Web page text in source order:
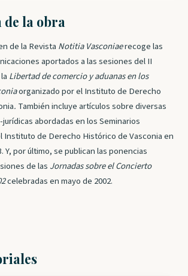
de la obra
de la Revista Notitia Vasconiaerecoge las
aportados a las sesiones del II
Libertad de comercio y aduanas en los
organizado por elInstituto de Derecho
. También incluye artículos sobre diversas
abordadas en los Seminarios
Instituto de Derecho Histórico de Vasconia en
Y, por último, se publican las ponencias
de las Jornadas sobre el Concierto
celebradas en mayo de 2002.